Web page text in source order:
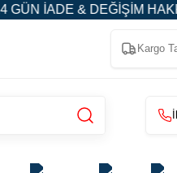
İADE & DEĞİŞİM HAKKI
Kargo